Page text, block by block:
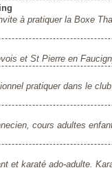
à pratiquer la Boxe
et St Pierre en
pratiquer dans le
cours adultes
et karaté ado-adulte.